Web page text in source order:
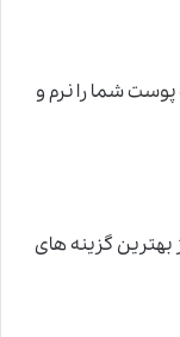
پوستشما را نرم و
بهترین گزینه های